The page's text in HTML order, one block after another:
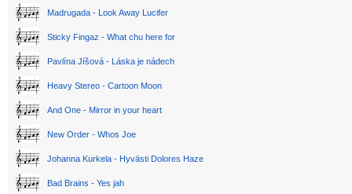
Madrugada - Look Away Lucifer
Sticky Fingaz - What chu here for
Pavlína Jíšová - Láska je nádech
Heavy Stereo - Cartoon Moon
And One - Mirror in your heart
New Order - Whos Joe
Johanna Kurkela - Hyvästi Dolores Haze
Bad Brains - Yes jah